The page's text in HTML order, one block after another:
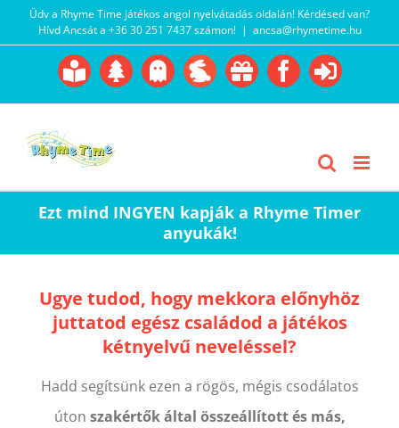
KihagyásÜdv a Rhyme Time játékos angol nyelvátadás oldalán! Kérdésed van?
Hívd Ancsát a +36 30 251 7437 számon! | ancsa@rhymetime.hu
Boofairy
Gyerekangol
AdventHalloween
EasterAkcióFacebook
Login
Ezt mind INGYEN kapják a Rhyme Timer
anyukák!
Ugye tudod, hogy mekkora előnyhöz
juttatod egész családod a játékos
kétnyelvű neveléssel?
Hadd segítsünk ezen a rögös, mégis csodálatos
úton szakértők által összeállított és más,